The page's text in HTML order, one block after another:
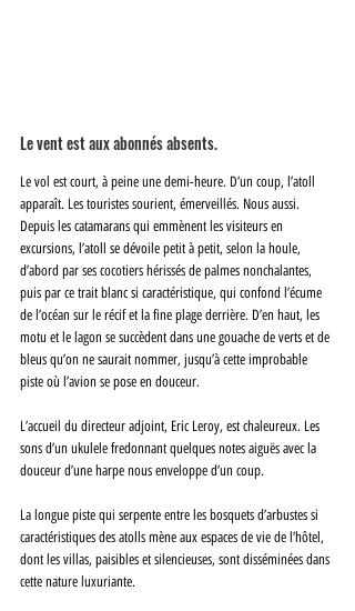
Le vent est aux abonnés absents.
Le vol est court, à peine une demi-heure. D’un coup, l’atoll
apparaît. Les touristes sourient, émerveillés. Nous aussi.
Depuis les catamarans qui emmènent les visiteurs en
excursions, l’atoll se dévoile petit à petit, selon la houle,
d’abord par ses cocotiers hérissés de palmes nonchalantes,
puis par ce trait blanc si caractéristique, qui confond l’écume
de l’océan sur le récif et la fine plage derrière. D’en haut, les
motu et le lagon se succèdent dans une gouache de verts et de
bleus qu’on ne saurait nommer, jusqu’à cette improbable
piste où l’avion se pose en douceur.
L’accueil du directeur adjoint, Eric Leroy, est chaleureux. Les
sons d’un ukulele fredonnant quelques notes aiguës avec la
douceur d’une harpe nous enveloppe d’un coup.
La longue piste qui serpente entre les bosquets d’arbustes si
caractéristiques des atolls mène aux espaces de vie de l’hôtel,
dont les villas, paisibles et silencieuses, sont disséminées dans
cette nature luxuriante.